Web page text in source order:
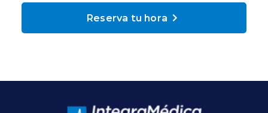
Planes y Convenios
Reserva de Horas
Reserva tu hora